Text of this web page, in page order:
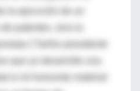
la ejecución de un
("Señor presidente
si mi horizonte material